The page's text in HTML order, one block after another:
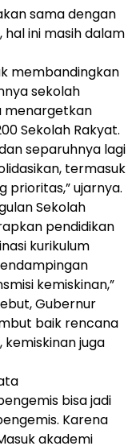
sama dengan
hal ini masih dalam
membandingkan
sekolah
menargetkan
Sekolah Rakyat.
separuhnya lagi
termasuk
prioritas,” ujarnya.
Sekolah
pendidikan
kurikulum
kemiskinan,”
Gubernur
baik rencana
kemiskinan juga
bisa jadi
Karena
akademi